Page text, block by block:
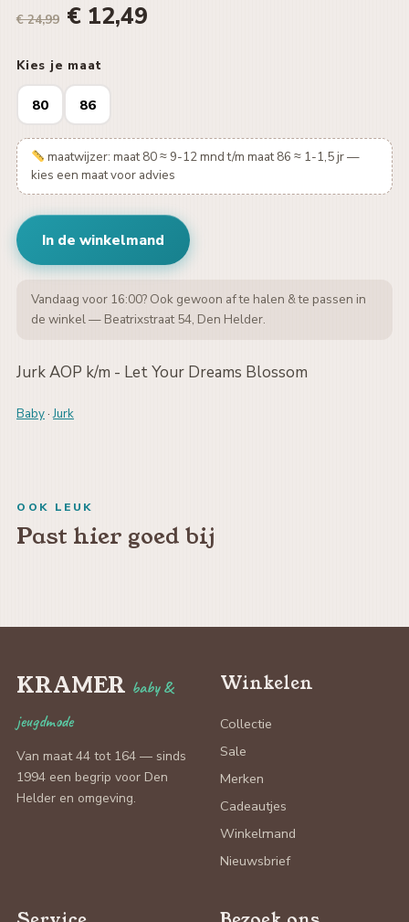
€ 24,99 € 12,49
Kies je maat
80 86
maatwijzer: maat 80 ≈ 9-12 mnd t/m maat 86 ≈ 1-1,5 jr —
kies een maat voor advies
In de winkelmand
Vandaag voor 16:00? Ook gewoon af te halen & te passen in
de winkel — Beatrixstraat 54, Den Helder.
Jurk AOP k/m - Let Your Dreams Blossom
Baby·Jurk
OOK LEUK
Past hier goed bij
KRAMER baby &
jeugdmode
Van maat 44 tot 164 — sinds
1994 een begrip voor Den
Helder en omgeving.
Winkelen
Collectie
Sale
Merken
Cadeautjes
Winkelmand
Nieuwsbrief